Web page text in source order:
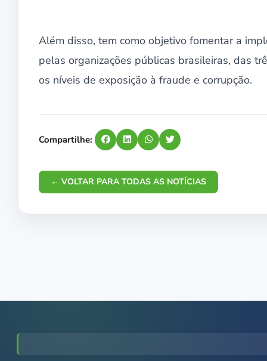
Além disso, tem como objetivo fomentar a
pelas organizações públicas brasileiras, das
os níveis de exposição à fraude e corrupção.
Compartilhe:
← VOLTAR PARA TODAS AS NOTÍCIAS